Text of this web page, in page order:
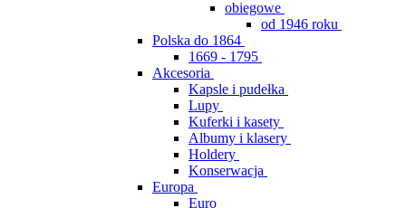
obiegowe
od 1946 roku
Polska do 1864
1669 - 1795
Akcesoria
Kapsle i pudełka
Lupy
Kuferki i kasety
Albumy i klasery
Holdery
Konserwacja
Europa
Euro